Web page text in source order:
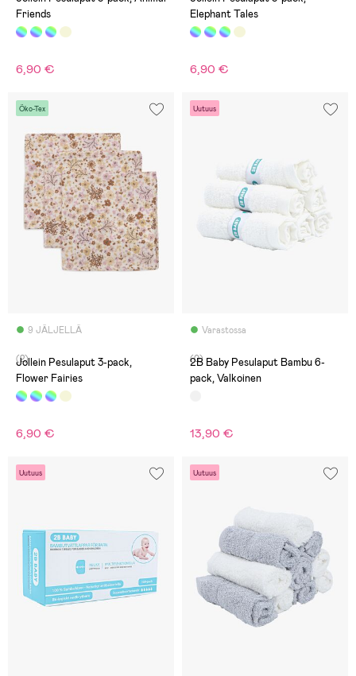
Friends
6,90 €
Elephant Tales
6,90 €
Öko-Tex
9 JÄLJELLÄ
(2)
Jollein Pesulaput 3-pack,
Flower Fairies
6,90 €
Uutuus
Varastossa
(0)
2B Baby Pesulaput Bambu 6-
pack, Valkoinen
13,90 €
Uutuus Uutuus